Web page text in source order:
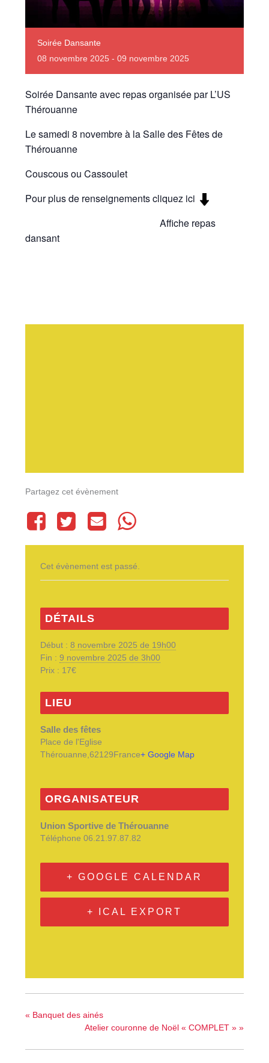
Soirée Dansante
08 novembre 2025 -09 novembre 2025
Soirée Dansante avec repas organisée par L’US
Thérouanne
Le samedi 8 novembre à la Salle des Fêtes de
Thérouanne
Couscous ou Cassoulet
Pour plus de renseignements cliquez ici
Affiche repas
dansant
Partagez cet évènement
Cet évènement est passé.
DÉTAILS
Début : 8 novembre 2025 de 19h00
Fin : 9 novembre 2025 de 3h00
Prix : 17€
LIEU
Salle des fêtes
Place de l'Eglise
Thérouanne ,62129 France+ Google Map
ORGANISATEUR
Union Sportive de Thérouanne
Téléphone06.21.97.87.82
+ GOOGLE CALENDAR
+ ICAL EXPORT
« Banquet des ainés
Atelier couronne de Noël « COMPLET » »